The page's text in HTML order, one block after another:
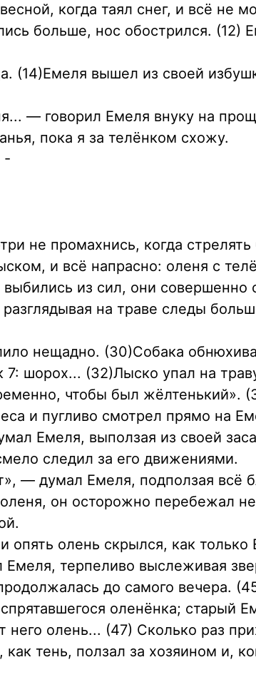
когда таял снег, и всё не
больше, нос обострился. (12)
(14)Емеля вышел из своей
— говорил Емеля внуку на
пока я за телёнком схожу.
-
не промахнись, когда стрелять
и всё напрасно: оленя с
из сил, они
на траве следы
нещадно. (30)Собака
7: шорох... (32)Лыско упал на
чтобы был
и пугливо смотрел прямо на
Емеля, выползая из своей
следил за его движениями.
— думал Емеля, подползая всё
он осторожно перебежал
олень скрылся, как только
терпеливо выслеживая
до самого вечера.
оленёнка; старый
олень... (47) Сколько раз
тень, ползал за хозяином и,